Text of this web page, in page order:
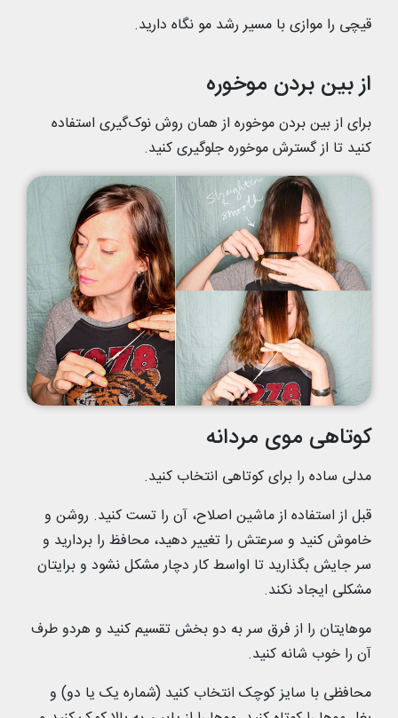
قیچی را موازی با مسیر رشد مو نگاه دارید.
از بین بردن موخوره
برای از بین بردن موخوره از همان روش نوک‌گیری استفاده
کنید تا از گسترش موخوره جلوگیری کنید.
کوتاهی موی مردانه
مدلی ساده را برای کوتاهی انتخاب کنید.
قبل از استفاده از ماشین اصلاح، آن را تست کنید. روشن و
خاموش کنید و سرعتش را تغییر دهید، محافظ را بردارید و
سر جایش بگذارید تا اواسط کار دچار مشکل نشود و برایتان
مشکلی ایجاد نکند.
موهایتان را از فرق سر به دو بخش تقسیم کنید و هردو طرف
آن را خوب شانه کنید.
محافظی با سایز کوچک انتخاب کنید (شماره یک یا دو) و